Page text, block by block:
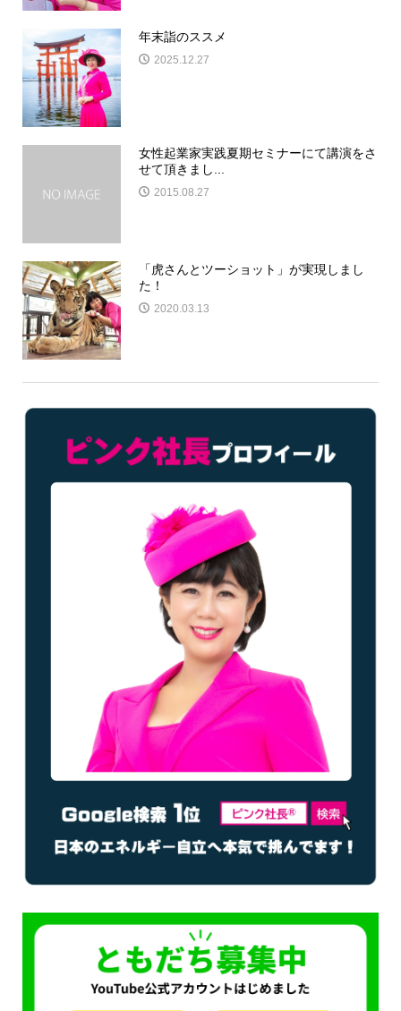
年末詣のススメ
2025.12.27
女性起業家実践夏期セミナーにて講演をさ
せて頂きまし...
2015.08.27
「虎さんとツーショット」が実現しまし
た！
2020.03.13